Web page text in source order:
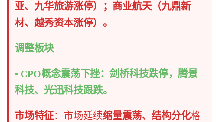
亚、九华旅游涨停）；商业航天（九鼎新
材、越秀资本涨停）。
调整板块 ​
• CPO概念震荡下挫：剑桥科技跌停，腾景
科技、光迅科技跟跌。
市场特征​：市场延续缩量震荡、结构分化格